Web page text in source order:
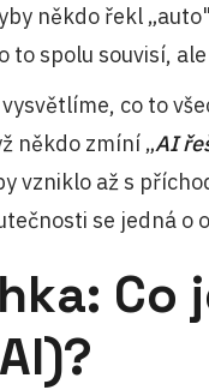
někdo řekl
to spolu souvisí,
co to
někdo zmíní „AI
vzniklo až s
se jedná
Co